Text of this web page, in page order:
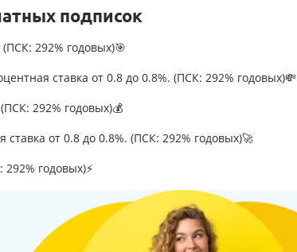
подписок
292% годовых)🎯
ставка от 0.8 до 0.8%. (ПСК: 292% годовых)💸
292% годовых)💰
от 0.8 до 0.8%. (ПСК: 292% годовых)🚀
годовых)⚡